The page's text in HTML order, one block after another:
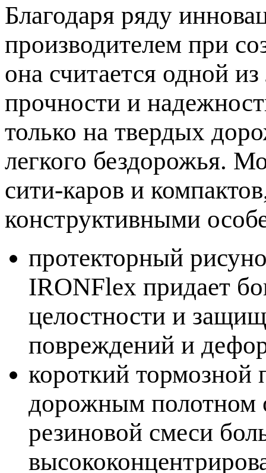
Благодаря ряду
производителем при
она считается одной
прочности и
только на твердых
легкого бездорожья.
сити-каров и
конструктивными
протекторный
IRONFlex придает
целостности и
повреждений и
короткий тормозной
дорожным полотном
резиновой смеси